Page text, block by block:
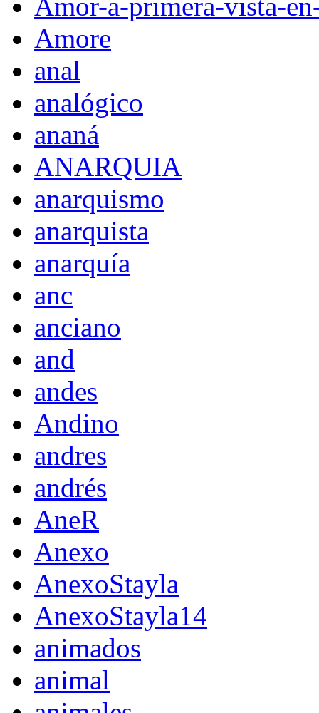
Amor-a-primera-vista-
Amore
anal
analógico
ananá
ANARQUIA
anarquismo
anarquista
anarquía
anc
anciano
and
andes
Andino
andres
andrés
AneR
Anexo
AnexoStayla
AnexoStayla14
animados
animal